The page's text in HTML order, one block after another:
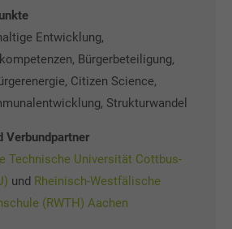
Entwicklung,
Bürgerbeteiligung,
Citizen Science,
Strukturwandel
Verbundpartner
Technische Universität Cottbus-
und Rheinisch-Westfälische
(RWTH) Aachen